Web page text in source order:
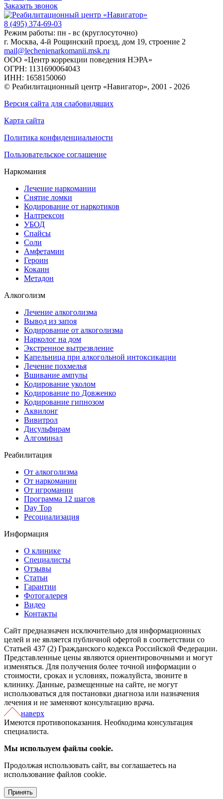
Заказать звонок
8 (495) 374-69-03
Режим работы: пн - вс (круглосуточно)
г. Москва, 4-й Рощинский проезд, дом 19, строение 2
mail@lechenienarkomanii.msk.ru
ООО «Центр коррекции поведения НЭРА»
ОГРН: 1131690064043
ИНН: 1658150060
© Реабилитационный центр «Навигатор», 2001 - 2026
Версия сайта для слабовидящих
Карта сайта
Политика конфиденциальности
Пользовательское соглашение
Наркомания
Лечение наркомании
Снятие ломки
Кодирование от наркотиков
Налтрексон
УБОД
Спайсы
Соли
Амфетамин
Героин
Кокаин
Метадон
Алкоголизм
Лечение алкоголизма
Вывод из запоя
Кодирование от алкоголизма
Нарколог на дом
Экстренное вытрезвление
Капельница при алкогольной интоксикации
Лечение похмелья
Вшивание ампулы
Кодирование уколом
Кодирование по Довженко
Кодирование гипнозом
Аквилонг
Вивитрол
Дисульфирам
Алгоминал
Реабилитация
От алкоголизма
От наркомании
От игромании
Программа 12 шагов
Day Top
Ресоциализация
Информация
О клинике
Специалисты
Отзывы
Cтатьи
Гарантии
Фотогалерея
Видео
Контакты
Сайт предназначен исключительно для информационных
целей и не является публичной офертой в соответствии со
Статьей 437 (2) Гражданского кодекса Российской Федерации.
Представленные цены являются ориентировочными и могут
изменяться. Для получения более точной информации о
стоимости, сроках и условиях, пожалуйста, звоните в
клинику. Данные, размещенные на сайте, не могут
использоваться для постановки диагноза или назначения
лечения и не заменяют консультацию врача.
наверх
Имеются противопоказания. Необходима консультация
специалиста.
Мы используем файлы cookie.
Продолжая использовать сайт, вы соглашаетесь на
использование файлов cookie.
Принять